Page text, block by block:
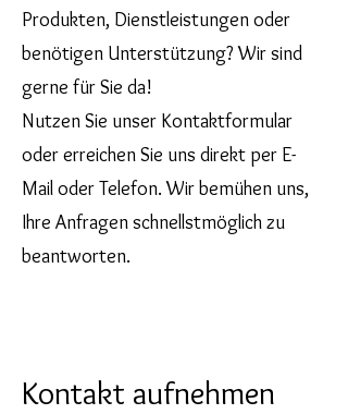
Produkten, Dienstleistungen oder
benötigen Unterstützung? Wir sind
gerne für Sie da!
Nutzen Sie unser Kontaktformular
oder erreichen Sie uns direkt per E-
Mail oder Telefon. Wir bemühen uns,
Ihre Anfragen schnellstmöglich zu
beantworten.
Kontakt aufnehmen